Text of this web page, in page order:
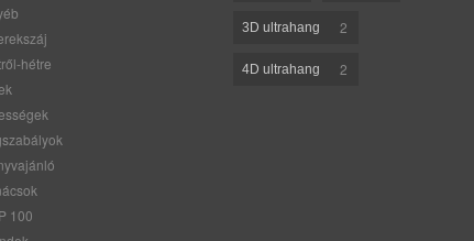
hétre
100
3D ultrahang 2
4D ultrahang 2